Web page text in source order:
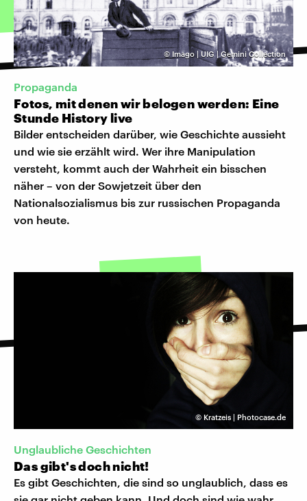
© Imago | UIG | Gemini Collection
Propaganda
Fotos, mit denen wir belogen werden: Eine
Stunde History live
Bilder entscheiden darüber, wie Geschichte aussieht
und wie sie erzählt wird. Wer ihre Manipulation
versteht, kommt auch der Wahrheit ein bisschen
näher – von der Sowjetzeit über den
Nationalsozialismus bis zur russischen Propaganda
von heute.
© Kratzeis | Photocase.de
Unglaubliche Geschichten
Das gibt's doch nicht!
Es gibt Geschichten, die sind so unglaublich, dass es